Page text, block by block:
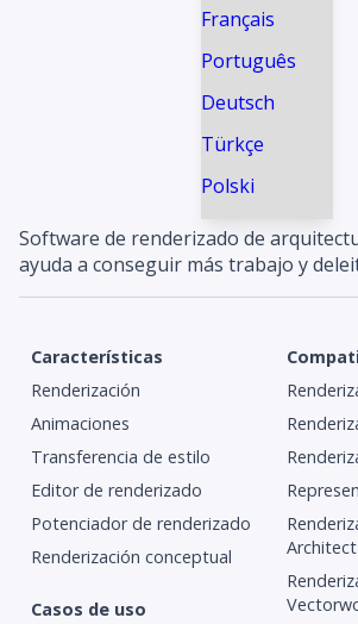
Français
Português
Deutsch
Türkçe
Polski
Software de renderizado de
ayuda a conseguir más trabajo y
Características
Renderización
Animaciones
Transferencia de estilo
Editor de renderizado
Potenciador de renderizado
Renderización conceptual
Casos de uso
Architect